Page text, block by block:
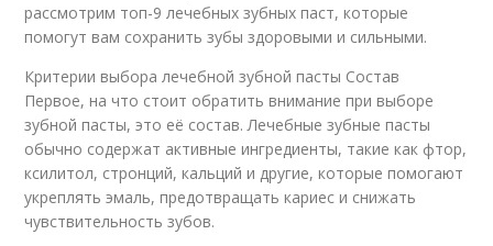
рассмотрим топ-9 лечебных зубных паст, которые
помогут вам сохранить зубы здоровыми и сильными.
Критерии выбора лечебной зубной пасты Состав
Первое, на что стоит обратить внимание при выборе
зубной пасты, это её состав. Лечебные зубные пасты
обычно содержат активные ингредиенты, такие как фтор,
ксилитол, стронций, кальций и другие, которые помогают
укреплять эмаль, предотвращать кариес и снижать
чувствительность зубов.